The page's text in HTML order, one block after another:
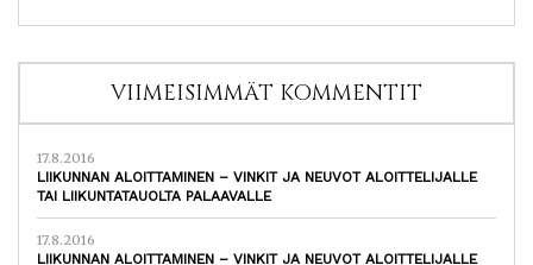
VIIMEISIMMÄT KOMMENTIT
17.8.2016
LIIKUNNAN ALOITTAMINEN – VINKIT JA NEUVOT ALOITTELIJALLE
TAI LIIKUNTATAUOLTA PALAAVALLE
17.8.2016
LIIKUNNAN ALOITTAMINEN – VINKIT JA NEUVOT ALOITTELIJALLE